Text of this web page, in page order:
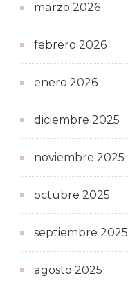
marzo 2026
febrero 2026
enero 2026
diciembre 2025
noviembre 2025
octubre 2025
septiembre 2025
agosto 2025